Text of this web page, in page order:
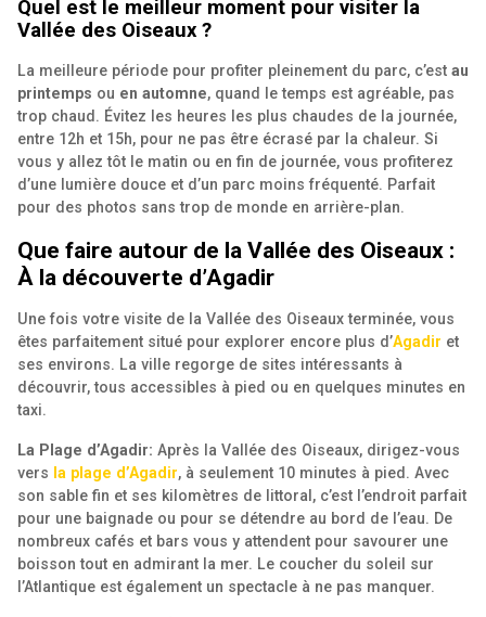
Quel est le meilleur moment pour visiter la
Vallée des Oiseaux ?
La meilleure période pour profiter pleinement du parc, c’est au
printemps ou en automne, quand le temps est agréable, pas
trop chaud. Évitez les heures les plus chaudes de la journée,
entre 12h et 15h, pour ne pas être écrasé par la chaleur. Si
vous y allez tôt le matin ou en fin de journée, vous profiterez
d’une lumière douce et d’un parc moins fréquenté. Parfait
pour des photos sans trop de monde en arrière-plan.
Que faire autour de la Vallée des Oiseaux :
À la découverte d’Agadir
Une fois votre visite de la Vallée des Oiseaux terminée, vous
êtes parfaitement situé pour explorer encore plus d’Agadir et
ses environs. La ville regorge de sites intéressants à
découvrir, tous accessibles à pied ou en quelques minutes en
taxi.
La Plage d’Agadir: Après la Vallée des Oiseaux, dirigez-vous
vers la plage d’Agadir, à seulement 10 minutes à pied. Avec
son sable fin et ses kilomètres de littoral, c’est l’endroit parfait
pour une baignade ou pour se détendre au bord de l’eau. De
nombreux cafés et bars vous y attendent pour savourer une
boisson tout en admirant la mer. Le coucher du soleil sur
l’Atlantique est également un spectacle à ne pas manquer.